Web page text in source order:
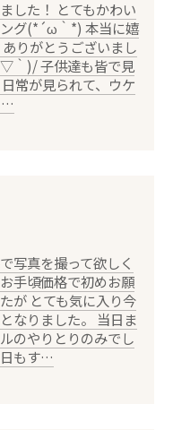
した！ とてもかわい
グ(*´ω｀*) 本当に嬉
ありがとうございまし
｀)/ 子供達も皆で見
常が見られて、ウケ
…
写真を撮って欲しく
手頃価格で初めお願
が とても気に入り今
なりました。 当日ま
のやりとりのみでし
もす…